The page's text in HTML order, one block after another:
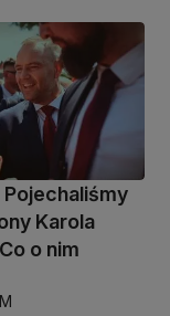
Pojechaliśmy
Karola
o nim